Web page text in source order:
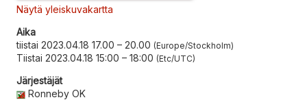
Näytä yleiskuvakartta
Aika
tiistai 2023.04.18 17.00 – 20.00 Europe/Stockholm
Tiistai 2023.04.18 15:00 – 18:00 Etc/UTC
Järjestäjät
Ronneby OK